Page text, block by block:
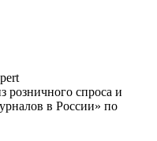
розничного спроса и
в России» по